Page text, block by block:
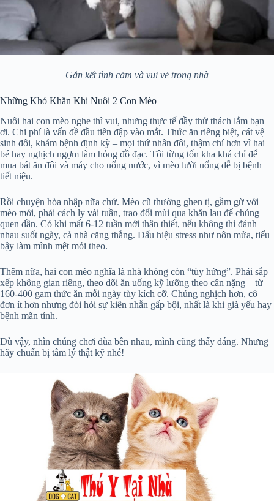
Gắn kết tình cảm và vui vẻ trong nhà
Những Khó Khăn Khi Nuôi 2 Con Mèo
Nuôi hai con mèo nghe thì vui, nhưng thực tế đầy thử thách lắm bạn
ơi. Chi phí là vấn đề đầu tiên đập vào mắt. Thức ăn riêng biệt, cát vệ
sinh đôi, khám bệnh định kỳ – mọi thứ nhân đôi, thậm chí hơn vì hai
bé hay nghịch ngợm làm hỏng đồ đạc. Tôi từng tốn kha khá chỉ để
mua bát ăn đôi và máy cho uống nước, vì mèo lười uống dễ bị bệnh
tiết niệu.
Rồi chuyện hòa nhập nữa chứ. Mèo cũ thường ghen tị, gầm gừ với
mèo mới, phải cách ly vài tuần, trao đổi mùi qua khăn lau để chúng
quen dần. Có khi mất 6-12 tuần mới thân thiết, nếu không thì đánh
nhau suốt ngày, cả nhà căng thẳng. Dấu hiệu stress như nôn mửa, tiểu
bậy làm mình mệt mỏi theo.
Thêm nữa, hai con mèo nghĩa là nhà không còn “tùy hứng”. Phải sắp
xếp không gian riêng, theo dõi ăn uống kỹ lưỡng theo cân nặng – từ
160-400 gam thức ăn mỗi ngày tùy kích cỡ. Chúng nghịch hơn, cô
đơn ít hơn nhưng đòi hỏi sự kiên nhẫn gấp bội, nhất là khi già yếu hay
bệnh mãn tính.
Dù vậy, nhìn chúng chơi đùa bên nhau, mình cũng thấy đáng. Nhưng
hãy chuẩn bị tâm lý thật kỹ nhé!